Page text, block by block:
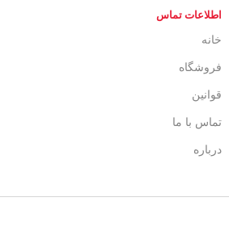
اطلاعات تماس
خانه
فروشگاه
قوانین
تماس با ما
درباره